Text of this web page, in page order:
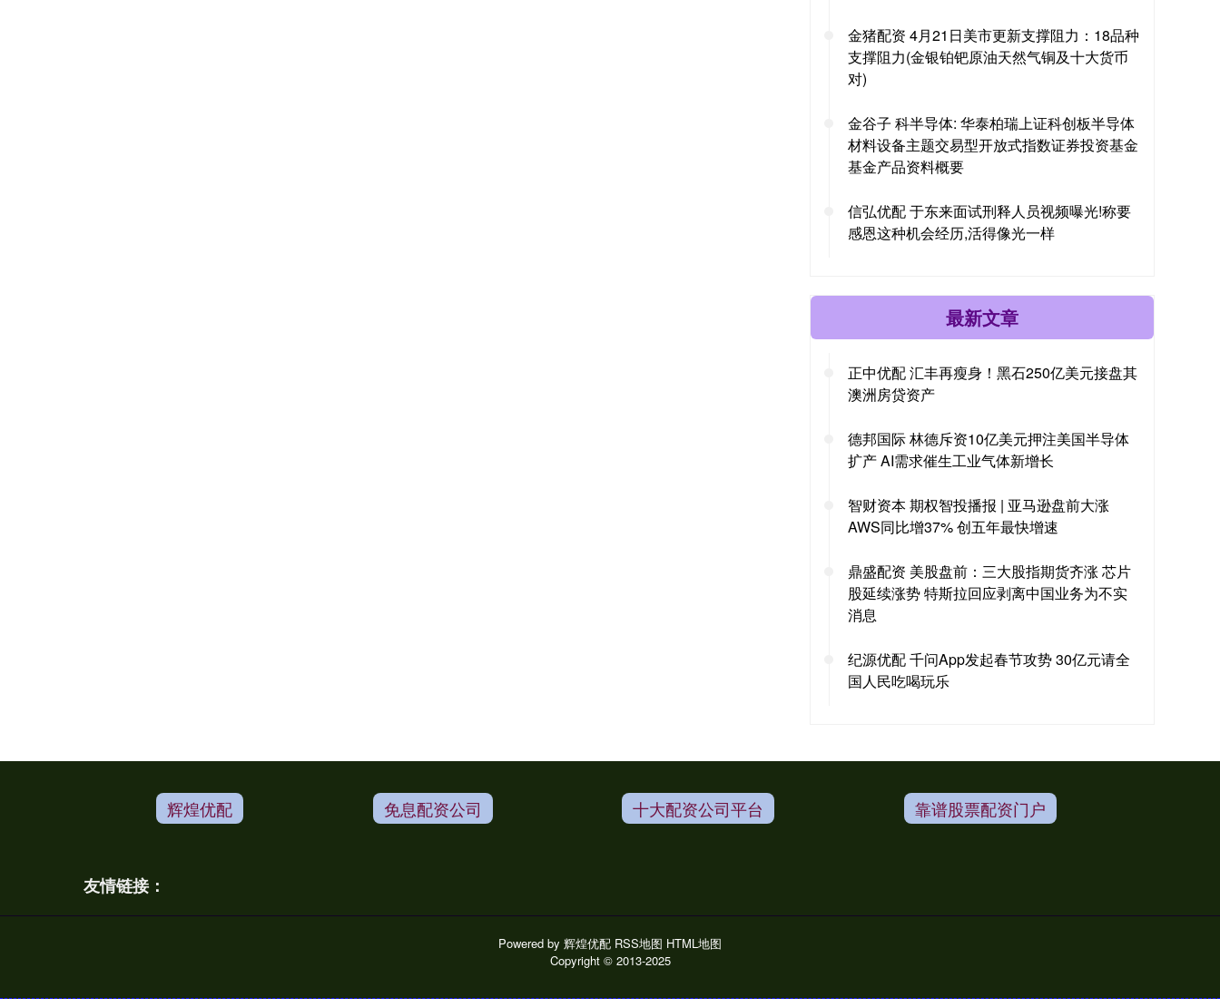
金猪配资 4月21日美市更新支撑阻力：18品种
支撑阻力(金银铂钯原油天然气铜及十大货币
对)
金谷子 科半导体: 华泰柏瑞上证科创板半导体
材料设备主题交易型开放式指数证券投资基金
基金产品资料概要
信弘优配 于东来面试刑释人员视频曝光!称要
感恩这种机会经历,活得像光一样
最新文章
正中优配 汇丰再瘦身！黑石250亿美元接盘其
澳洲房贷资产
德邦国际 林德斥资10亿美元押注美国半导体
扩产 AI需求催生工业气体新增长
智财资本 期权智投播报 | 亚马逊盘前大涨
AWS同比增37% 创五年最快增速
鼎盛配资 美股盘前：三大股指期货齐涨 芯片
股延续涨势 特斯拉回应剥离中国业务为不实
消息
纪源优配 千问App发起春节攻势 30亿元请全
国人民吃喝玩乐
辉煌优配 免息配资公司 十大配资公司平台 靠谱股票配资门户
友情链接：
Powered by 辉煌优配 RSS地图 HTML地图
Copyright © 2013-2025